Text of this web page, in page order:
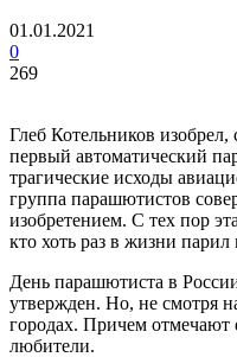
01.01.2021
0
269
Глеб Котельников изобрел,
первый автоматический
трагические исходы
группа парашютистов
изобретением. С тех пор
кто хоть раз в жизни
День парашютиста в
утвержден. Но, не смотря
городах. Причем отмечают
любители.